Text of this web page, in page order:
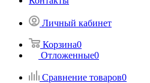
Личный кабинет
Корзина0
Отложенные0
Сравнение товаров0